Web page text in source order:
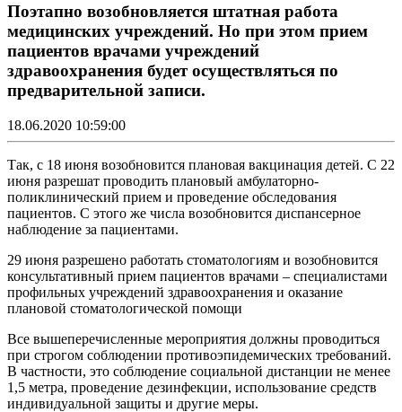
Поэтапно возобновляется штатная работа
медицинских учреждений. Но при этом прием
пациентов врачами учреждений
здравоохранения будет осуществляться по
предварительной записи.
18.06.2020 10:59:00
Так, с 18 июня возобновится плановая вакцинация детей. С 22
июня разрешат проводить плановый амбулаторно-
поликлинический прием и проведение обследования
пациентов. С этого же числа возобновится диспансерное
наблюдение за пациентами.
29 июня разрешено работать стоматологиям и возобновится
консультативный прием пациентов врачами – специалистами
профильных учреждений здравоохранения и оказание
плановой стоматологической помощи
Все вышеперечисленные мероприятия должны проводиться
при строгом соблюдении противоэпидемических требований.
В частности, это соблюдение социальной дистанции не менее
1,5 метра, проведение дезинфекции, использование средств
индивидуальной защиты и другие меры.